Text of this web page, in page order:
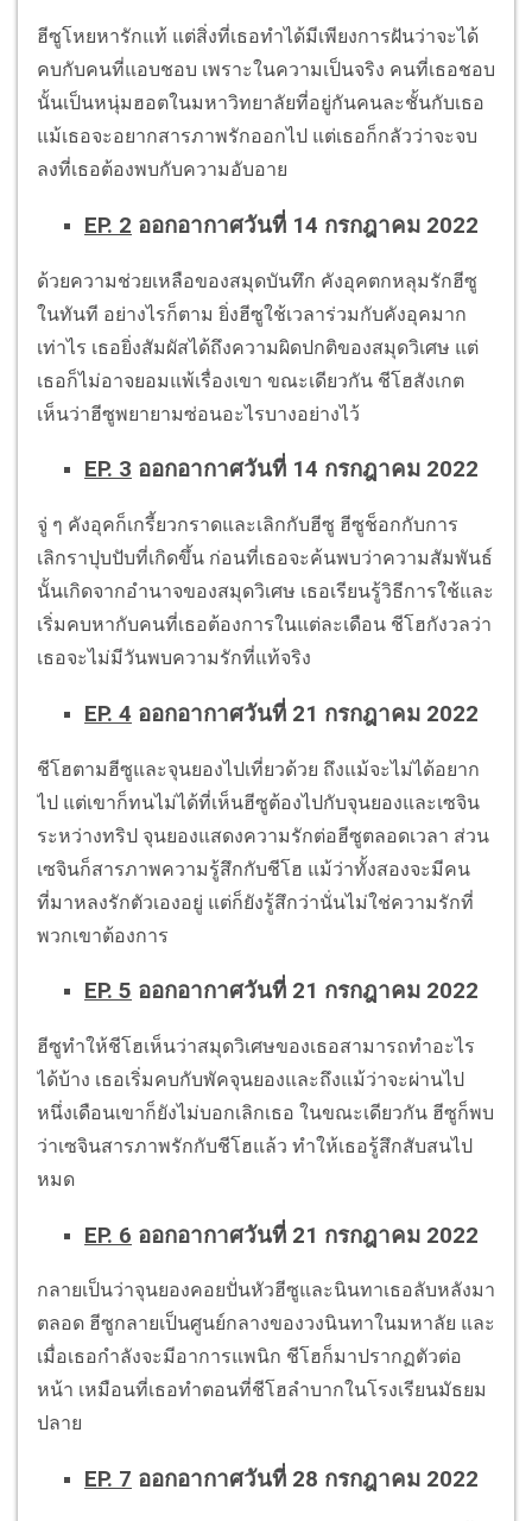
ฮีซูโหยหารักแท้ แต่สิ่งที่เธอทำได้มีเพียงการฝันว่าจะได้
คบกับคนที่แอบชอบ เพราะในความเป็นจริง คนที่เธอชอบ
นั้นเป็นหนุ่มฮอตในมหาวิทยาลัยที่อยู่กันคนละชั้นกับเธอ
แม้เธอจะอยากสารภาพรักออกไป แต่เธอก็กลัวว่าจะจบ
ลงที่เธอต้องพบกับความอับอาย
EP. 2 ออกอากาศวันที่ 14 กรกฎาคม 2022
ด้วยความช่วยเหลือของสมุดบันทึก คังอุคตกหลุมรักฮีซู
ในทันที อย่างไรก็ตาม ยิ่งฮีซูใช้เวลาร่วมกับคังอุคมาก
เท่าไร เธอยิ่งสัมผัสได้ถึงความผิดปกติของสมุดวิเศษ แต่
เธอก็ไม่อาจยอมแพ้เรื่องเขา ขณะเดียวกัน ชีโฮสังเกต
เห็นว่าฮีซูพยายามซ่อนอะไรบางอย่างไว้
EP. 3 ออกอากาศวันที่ 14 กรกฎาคม 2022
จู่ ๆ คังอุคก็เกรี้ยวกราดและเลิกกับฮีซู ฮีซูช็อกกับการ
เลิกราปุบปับที่เกิดขึ้น ก่อนที่เธอจะค้นพบว่าความสัมพันธ์
นั้นเกิดจากอำนาจของสมุดวิเศษ เธอเรียนรู้วิธีการใช้และ
เริ่มคบหากับคนที่เธอต้องการในแต่ละเดือน ชีโฮกังวลว่า
เธอจะไม่มีวันพบความรักที่แท้จริง
EP. 4 ออกอากาศวันที่ 21 กรกฎาคม 2022
ชีโฮตามฮีซูและจุนยองไปเที่ยวด้วย ถึงแม้จะไม่ได้อยาก
ไป แต่เขาก็ทนไม่ได้ที่เห็นฮีซูต้องไปกับจุนยองและเซจิน
ระหว่างทริป จุนยองแสดงความรักต่อฮีซูตลอดเวลา ส่วน
เซจินก็สารภาพความรู้สึกกับชีโฮ แม้ว่าทั้งสองจะมีคน
ที่มาหลงรักตัวเองอยู่ แต่ก็ยังรู้สึกว่านั่นไม่ใช่ความรักที่
พวกเขาต้องการ
EP. 5 ออกอากาศวันที่ 21 กรกฎาคม 2022
ฮีซูทำให้ชีโฮเห็นว่าสมุดวิเศษของเธอสามารถทำอะไร
ได้บ้าง เธอเริ่มคบกับพัคจุนยองและถึงแม้ว่าจะผ่านไป
หนึ่งเดือนเขาก็ยังไม่บอกเลิกเธอ ในขณะเดียวกัน ฮีซูก็พบ
ว่าเซจินสารภาพรักกับชีโฮแล้ว ทำให้เธอรู้สึกสับสนไป
หมด
EP. 6 ออกอากาศวันที่ 21 กรกฎาคม 2022
กลายเป็นว่าจุนยองคอยปั่นหัวฮีซูและนินทาเธอลับหลังมา
ตลอด ฮีซูกลายเป็นศูนย์กลางของวงนินทาในมหาลัย และ
เมื่อเธอกำลังจะมีอาการแพนิก ชีโฮก็มาปรากฏตัวต่อ
หน้า เหมือนที่เธอทำตอนที่ชีโฮลำบากในโรงเรียนมัธยม
ปลาย
EP. 7 ออกอากาศวันที่ 28 กรกฎาคม 2022